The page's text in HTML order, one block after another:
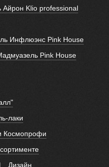
Айрон Klio professional
Инфлюэнс Pink House
Pink House
лаки
Космопрофи
Дизайн